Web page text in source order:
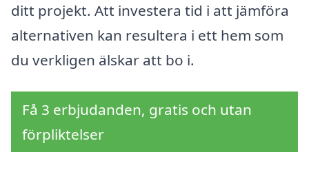
ditt projekt. Att investera tid i att jämföra
alternativen kan resultera i ett hem som
du verkligen älskar att bo i.
Få 3 erbjudanden, gratis och utan
förpliktelser